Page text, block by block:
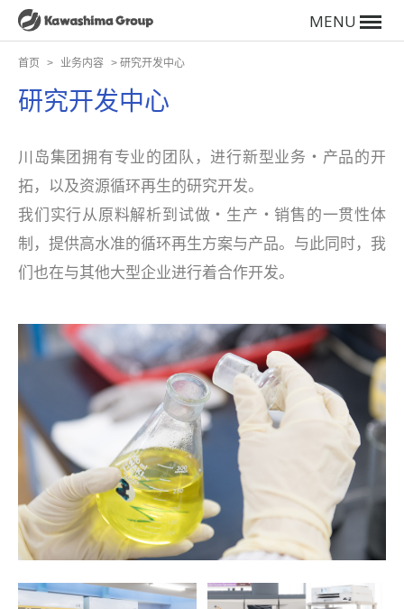
MENU
首页 > 业务内容 > 研究开发中心
研究开发中心
川岛集团拥有专业的团队，进行新型业务・产品的开
拓，以及资源循环再生的研究开发。
我们实行从原料解析到试做・生产・销售的一贯性体
制，提供高水准的循环再生方案与产品。与此同时，我
们也在与其他大型企业进行着合作开发。